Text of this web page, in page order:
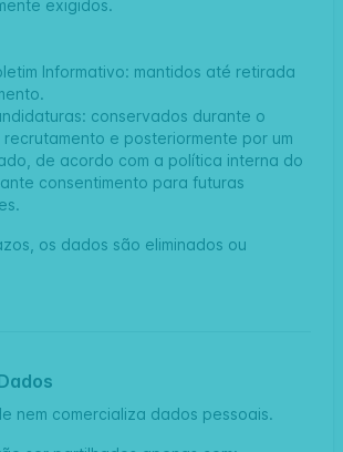
exigidos.
Informativo: mantidos até retirada
conservados durante o
e posteriormente por um
de acordo com a política interna do
consentimento para futuras
os dados são eliminados ou
nem comercializa dados pessoais.